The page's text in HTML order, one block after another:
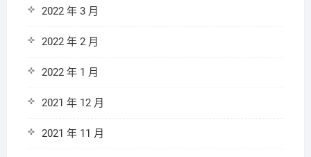
2022 年 3 月
2022 年 2 月
2022 年 1 月
2021 年 12 月
2021 年 11 月